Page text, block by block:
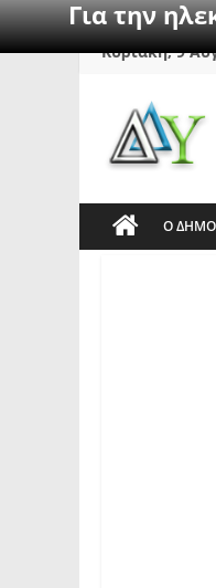
Για την
SkipΚυριακή, 9
Ο